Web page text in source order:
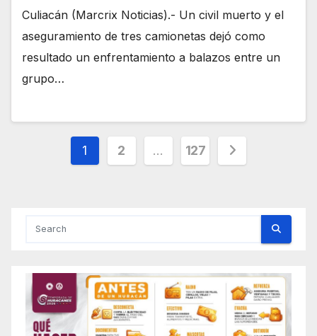
Culiacán (Marcrix Noticias).- Un civil muerto y el
aseguramiento de tres camionetas dejó como
resultado un enfrentamiento a balazos entre un
grupo…
Posts
1 2 … 127